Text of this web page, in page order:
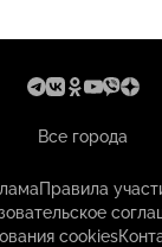
Все города
Правила
cookies